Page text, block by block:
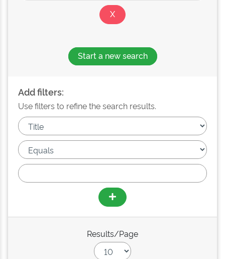
Start a new search
Add filters:
Use filters to refine the search results.
Results/Page